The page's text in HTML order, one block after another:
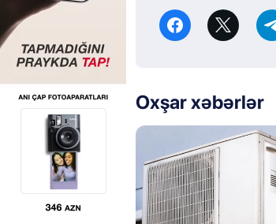
Oxşar xəbərlər